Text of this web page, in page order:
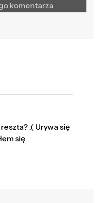
komentarza
:( Urywa się
się